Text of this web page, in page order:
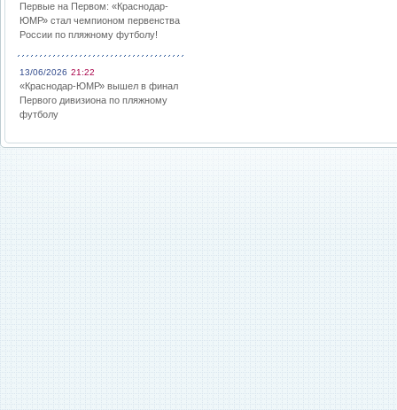
Первые на Первом: «Краснодар-
ЮМР» стал чемпионом первенства
России по пляжному футболу!
13/06/2026 21:22
«Краснодар-ЮМР» вышел в финал
Первого дивизиона по пляжному
футболу